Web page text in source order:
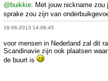
@buikkie: Met jouw nickname zou
sprake zou zijn van
18-06-2013 14:08:45
voor mensen in Nederland zal dit
Scandinavie zijn ook plaatsen
de buurt is